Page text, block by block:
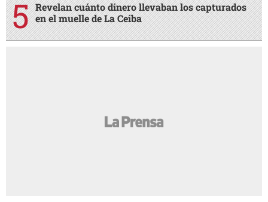
Revelan cuánto dinero llevaban los capturados
en el muelle de La Ceiba